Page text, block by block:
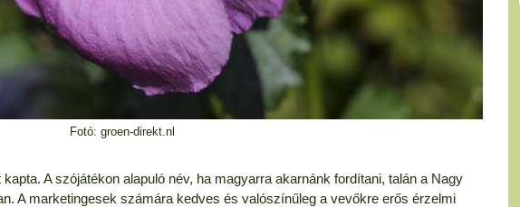
Fotó: groen-direkt.nl
A szójátékon alapuló név, ha magyarra akarnánk fordítani, talán a Nagy
A marketingesek számára kedves és valószínűleg a vevőkre erős érzelmi